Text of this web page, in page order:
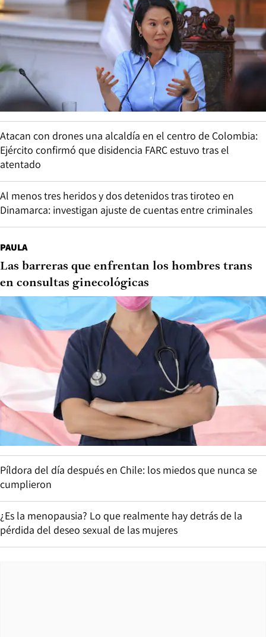
Atacan con drones una alcaldía en el centro de Colombia:
Ejército confirmó que disidencia FARC estuvo tras el
atentado
Al menos tres heridos y dos detenidos tras tiroteo en
Dinamarca: investigan ajuste de cuentas entre criminales
PAULA
Las barreras que enfrentan los hombres trans
en consultas ginecológicas
Píldora del día después en Chile: los miedos que nunca se
cumplieron
¿Es la menopausia? Lo que realmente hay detrás de la
pérdida del deseo sexual de las mujeres